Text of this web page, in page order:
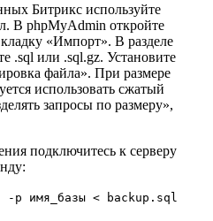
Битрикс используйте
В phpMyAdmin откройте
«Импорт». В разделе
.sql или .sql.gz. Установите
файла». При размере
использовать сжатый
запросы по размеру»,
подключитесь к серверу
-p имя_базы < backup.sql